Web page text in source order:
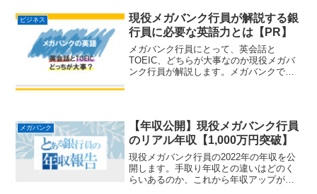
面接官のランク別でポイントを解説しま
す。
ビジネス
現役メガバンク行員が解説する銀
行員に必要な英語力とは【PR】
メガバンク行員にとって、英会話と
TOEIC、どちらが大事なのか現役メガバ
ンク行員が解説します。メガバンクで英
メガバンク
【年収公開】現役メガバンク行員
のリアル年収【1,000万円突破】
現役メガバンク行員の2022年の年収を公
開します。手取り年収との違いはどのく
らいあるのか、これから年収アップが期